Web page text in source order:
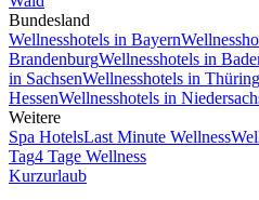
Bundesland
Wellnesshotels in Bayern
BrandenburgWellnesshotels in
in SachsenWellnesshotels in
HessenWellnesshotels in
Weitere
Spa HotelsLast Minute Wellness
Tag4 Tage Wellness
Kurzurlaub